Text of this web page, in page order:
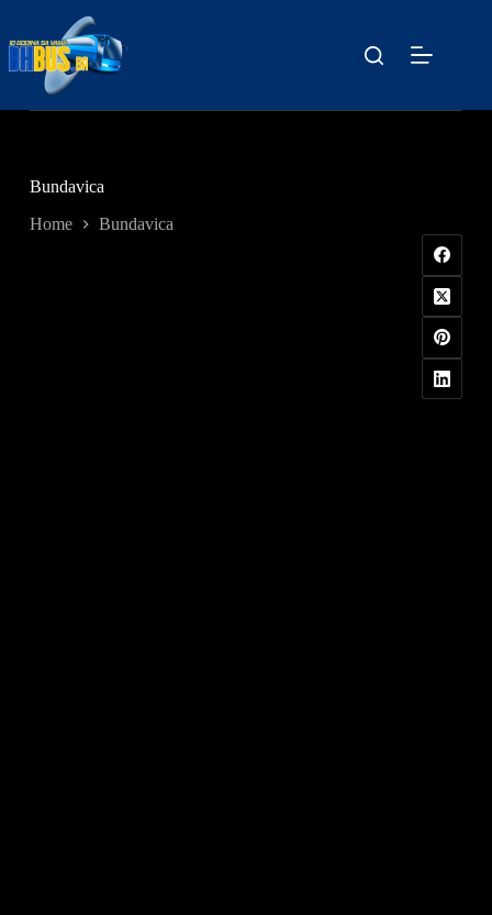
content
Bundavica
Home Bundavica